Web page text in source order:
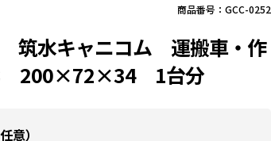
商品番号：GCC-0252
筑水キャニコム 運搬車・作
200×72×34 1台分
意）